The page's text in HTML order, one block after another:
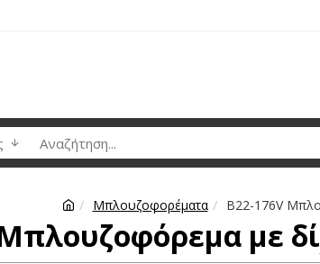
Μπλουζοφορέματα B22-176V
Μπλουζοφόρεμα με